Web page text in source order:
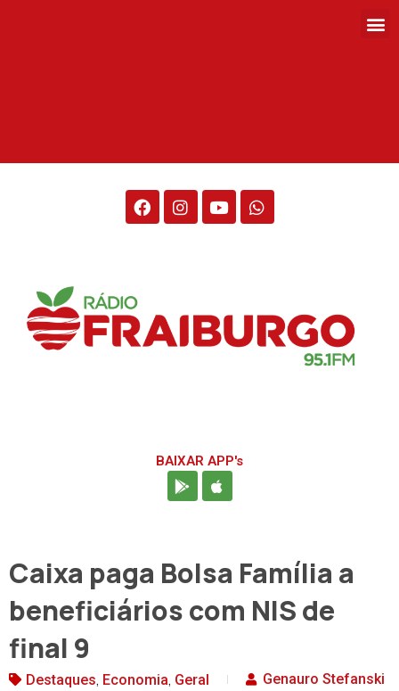
BAIXAR APP's
Caixa paga Bolsa Família a
beneficiários com NIS de
final 9
Destaques, Economia, Geral Genauro Stefanski